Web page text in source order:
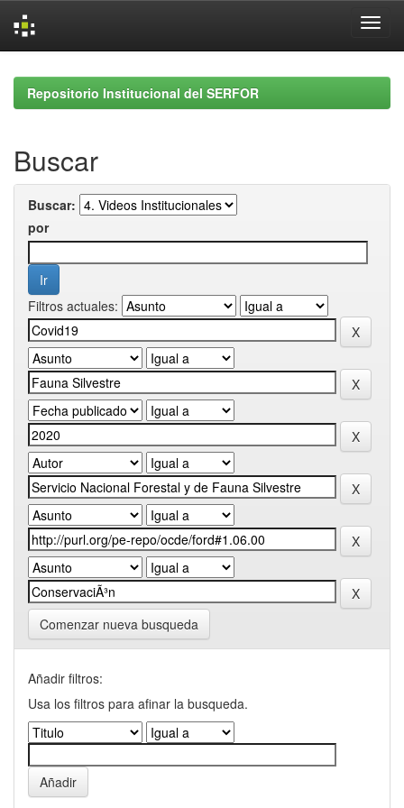
navigationRepositorio Institucional del SERFOR
Buscar
Buscar:
por
Filtros actuales:
Comenzar nueva busqueda
Añadir filtros:
Usa los filtros para afinar la busqueda.